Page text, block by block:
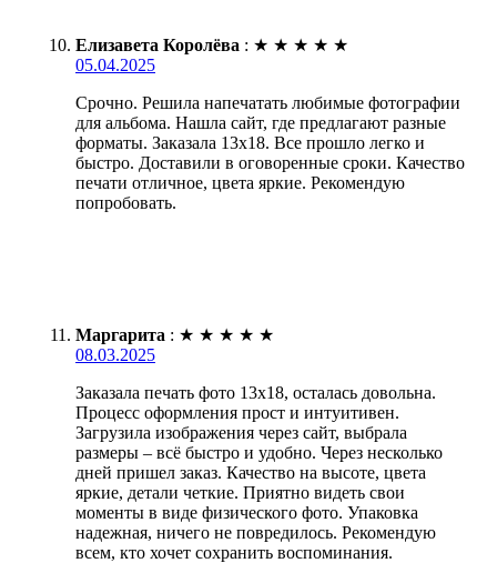
Елизавета Королёва : ★ ★ ★ ★ ★
05.04.2025
Срочно. Решила напечатать любимые фотографии
для альбома. Нашла сайт, где предлагают разные
форматы. Заказала 13х18. Все прошло легко и
быстро. Доставили в оговоренные сроки. Качество
печати отличное, цвета яркие. Рекомендую
попробовать.
Маргарита : ★ ★ ★ ★ ★
08.03.2025
Заказала печать фото 13х18, осталась довольна.
Процесс оформления прост и интуитивен.
Загрузила изображения через сайт, выбрала
размеры – всё быстро и удобно. Через несколько
дней пришел заказ. Качество на высоте, цвета
яркие, детали четкие. Приятно видеть свои
моменты в виде физического фото. Упаковка
надежная, ничего не повредилось. Рекомендую
всем, кто хочет сохранить воспоминания.